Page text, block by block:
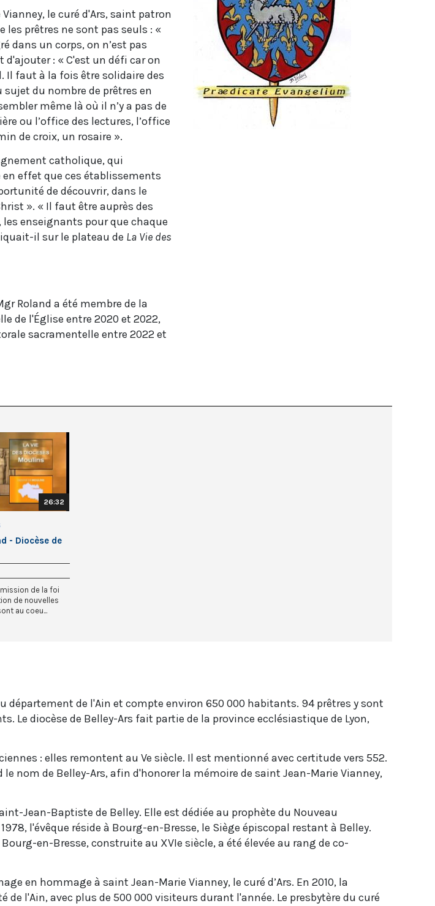
le curé d'Ars, saint patron
les prêtres ne sont pas seuls : «
dans un corps, on n’est pas
d'ajouter : « C'est un défi car on
faut à la fois être solidaire des
du nombre de prêtres en
même là où il n’y a pas de
ou l’office des lectures, l’office
de croix, un rosaire ».
catholique, qui
en effet que ces établissements
de découvrir, dans le
». « Il faut être auprès des
enseignants pour que chaque
il sur le plateau de La Vie des
Roland a été membre de la
de l'Église entre 2020 et 2022,
sacramentelle entre 2022 et
26:32
- Diocèse de
de la foi
de nouvelles
au coeu...
département de l'Ain et compte environ 650 000 habitants. 94 prêtres y sont
Le diocèse de Belley-Ars fait partie de la province ecclésiastique de Lyon,
: elles remontent au Ve siècle. Il est mentionné avec certitude vers 552.
le nom de Belley-Ars, afin d'honorer la mémoire de saint Jean-Marie Vianney,
Jean-Baptiste de Belley. Elle est dédiée au prophète du Nouveau
l'évêque réside à Bourg-en-Bresse, le Siège épiscopal restant à Belley.
en-Bresse, construite au XVIe siècle, a été élevée au rang de co-
en hommage à saint Jean-Marie Vianney, le curé d’Ars. En 2010, la
l'Ain, avec plus de 500 000 visiteurs durant l'année. Le presbytère du curé